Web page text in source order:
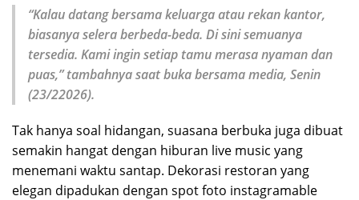
“Kalau datang bersama keluarga atau rekan kantor,
biasanya selera berbeda-beda. Di sini semuanya
tersedia. Kami ingin setiap tamu merasa nyaman dan
puas,” tambahnya saat buka bersama media, Senin
(23/22026).
Tak hanya soal hidangan, suasana berbuka juga dibuat
semakin hangat dengan hiburan live music yang
menemani waktu santap. Dekorasi restoran yang
elegan dipadukan dengan spot foto instagramable